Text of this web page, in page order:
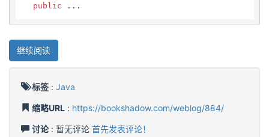
public ...
继续阅读
标签 : Java
缩略URL : https://bookshadow.com/weblog/884/
讨论: 暂无评论 首先发表评论！